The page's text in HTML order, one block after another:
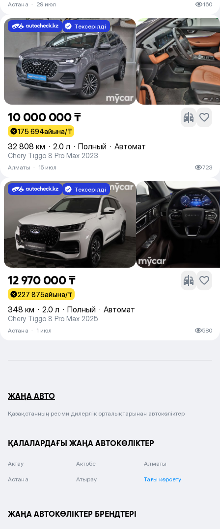
Астана · 29 июл 160
Тексерілді
10 000 000 ₸
175 694айына/₸
32 808 км · 2.0 л · Полный · Автомат
Chery Tiggo 8 Pro Max 2023
Алматы · 15 июл 723
Тексерілді
12 970 000 ₸
227 875айына/₸
348 км · 2.0 л · Полный · Автомат
Chery Tiggo 8 Pro Max 2025
Астана · 1 июл 580
ЖАҢА АВТО
Қазақстанның ресми дилерлік орталықтарынан автокөліктер
ҚАЛАЛАРДАҒЫ ЖАҢА АВТОКӨЛІКТЕР
Актау Актобе Алматы
Астана Атырау Тағы көрсету
ЖАҢА АВТОКӨЛІКТЕР БРЕНДТЕРІ